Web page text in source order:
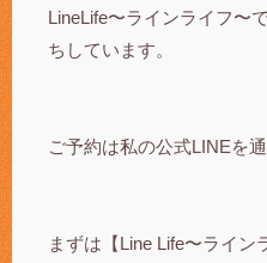
LineLife〜ラインライフ〜
ちしています。
ご予約は私の公式LINEを
まずは【Line Life〜ライ